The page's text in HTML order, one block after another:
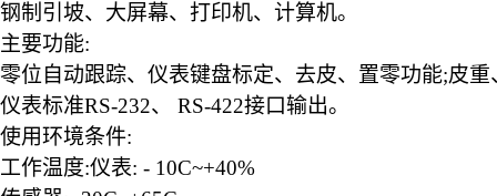
钢制引坡、大屏幕、打印机、计算机。
主要功能:
零位自动跟踪、仪表键盘标定、去皮、置零功能;皮重
仪表标准RS-232、 RS-422接口输出。
使用环境条件:
工作温度:仪表: - 10C~+40%